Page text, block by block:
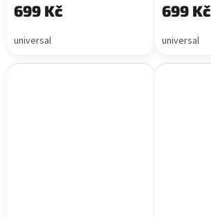
699 Kč
universal
699 Kč
universal